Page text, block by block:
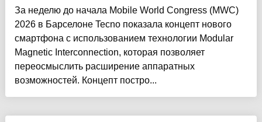
За неделю до начала Mobile World Congress (MWC)
2026 в Барселоне Tecno показала концепт нового
смартфона с использованием технологии Modular
Magnetic Interconnection, которая позволяет
переосмыслить расширение аппаратных
возможностей. Концепт постро...